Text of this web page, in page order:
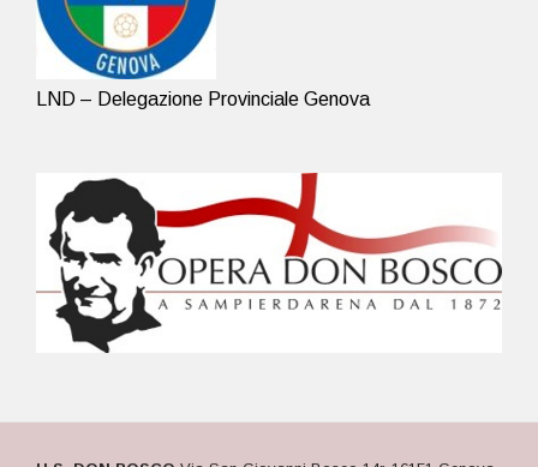
LND – Delegazione Provinciale Genova